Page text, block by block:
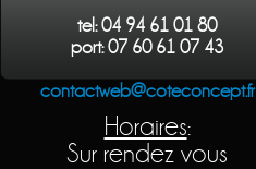
tel: 04 94 61 01 80
port: 07 60 61 07 43
contactweb@coteconcept.fr
Horaires:
Sur rendez vous